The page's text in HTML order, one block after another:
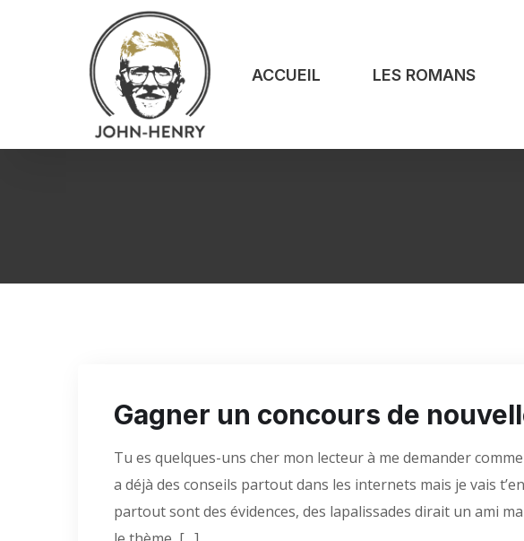
ACCUEIL LES ROMANS
Gagner un concours de
Tu es quelques-uns cher mon lecteur à me demander
a déjà des conseils partout dans les internets mais je vais
partout sont des évidences, des lapalissades dirait un ami